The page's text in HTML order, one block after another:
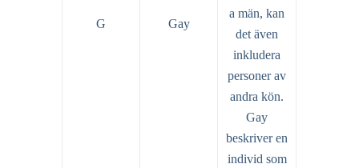
G Gay
a män, kan
det även
inkludera
personer av
andra kön.
Gay
beskriver en
individ som